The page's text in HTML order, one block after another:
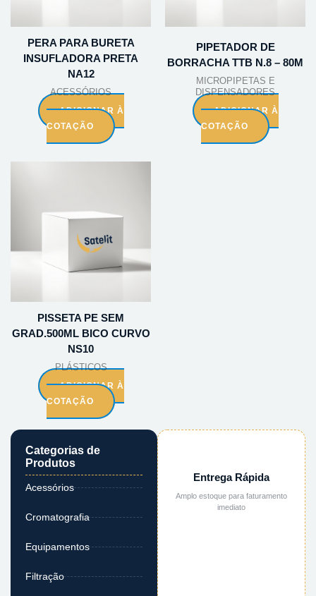
Categorias de
Produtos
Acessórios
Cromatografia
Equipamentos
Filtração
Entrega Rápida
Amplo estoque para faturamento
imediato
PERA PARA BURETA
INSUFLADORA PRETA
NA12
ACESSÓRIOS
ADICIONAR À
COTAÇÃO
PIPETADOR DE
BORRACHA TTB N.8 – 80M
MICROPIPETAS E
DISPENSADORES
ADICIONAR À
COTAÇÃO
PISSETA PE SEM
GRAD.500ML BICO CURVO
NS10
PLÁSTICOS
ADICIONAR À
COTAÇÃO